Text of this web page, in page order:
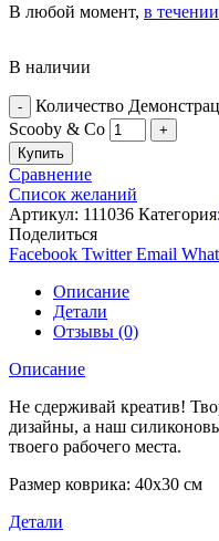
В любой момент, в
В наличии
Количество
Scooby & Co
Купить
Сравнение
Список желаний
Артикул: 111036 Категория:
Поделиться
Facebook Twitter Email
Описание
Детали
Отзывы (0)
Описание
Не сдерживай креатив!
дизайны, а наш
твоего рабочего места.
Размер коврика: 40х30 см
Детали